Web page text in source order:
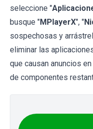
seleccione "
busque "MPlayerX", "
sospechosas y
eliminar las
que causan anuncios
de componentes